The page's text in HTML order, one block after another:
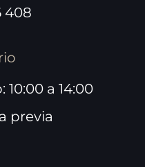
408
a 14:00
previa